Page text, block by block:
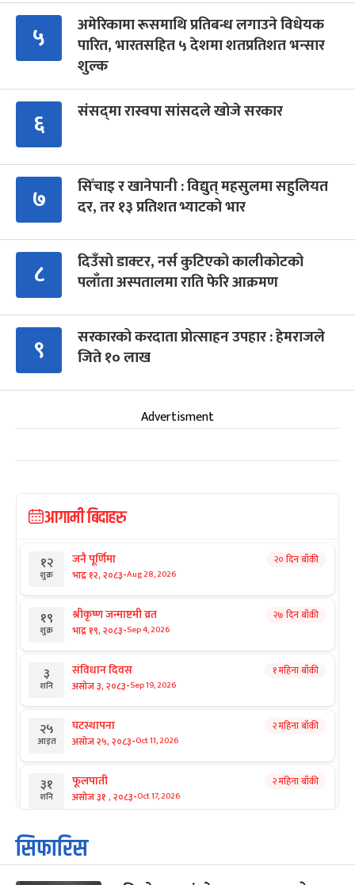
५
अमेरिकामा रूसमाथि प्रतिबन्ध लगाउने विधेयक
पारित, भारतसहित ५ देशमा शतप्रतिशत भन्सार
शुल्क
६ संसद्‍मा रास्वपा सांसदले खोजे सरकार
७
सिँचाइ र खानेपानी : विद्युत् महसुलमा सहुलियत
दर, तर १३ प्रतिशत भ्याटको भार
८
दिउँसो डाक्टर, नर्स कुटिएको कालीकोटको
पलाँता अस्पतालमा राति फेरि आक्रमण
९
सरकारको करदाता प्रोत्साहन उपहार : हेमराजले
जिते १० लाख
Advertisment
आगामी बिदाहरु
१२
शुक्र
जनै पूर्णिमा
भाद्र १२, २०८३-Aug 28, 2026
२० दिन बाँकी
१९
शुक्र
श्रीकृष्ण जन्माष्टमी व्रत
भाद्र १९, २०८३-Sep 4, 2026
२७ दिन बाँकी
३
शनि
संविधान दिवस
असोज ३, २०८३-Sep 19, 2026
१ महिना बाँकी
२५
आइत
घटस्थापना
असोज २५, २०८३-Oct 11, 2026
२ महिना बाँकी
३१
शनि
फूलपाती
असोज ३१ , २०८३-Oct 17, 2026
२ महिना बाँकी
१
आइत
कार्तिक सङ्क्रान्ति
कार्तिक १, २०८३
सिफारिस